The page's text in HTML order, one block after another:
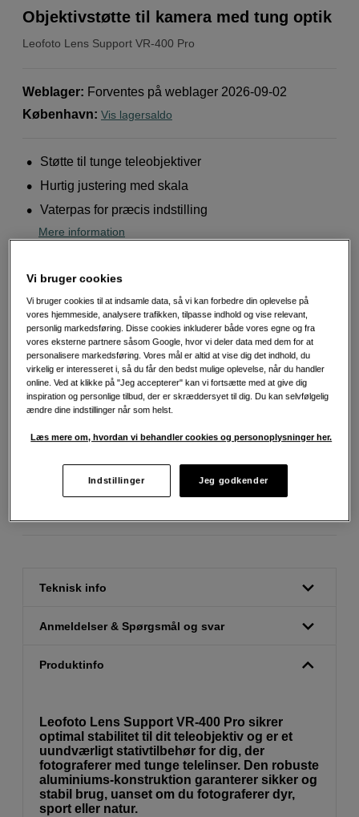
Leofoto Lens Support VR-400 Pro
Objektivstøtte til kamera med tung optik
Weblager: Forventes på weblager 2026-09-02
København: Vis lagersaldo
Støtte til tunge teleobjektiver
Hurtig justering med skala
Vaterpas for præcis indstilling
Mere information
990 DKK
Antal
Læg i indkøbskurv
Fri fragt ved køb over 500 kr.
30 dages returret
Personlig service og ekspertrådgivning
Teknisk info
Anmeldelser & Spørgsmål og svar
Produktinfo
Leofoto Lens Support VR-400 Pro sikrer
optimal stabilitet til dit teleobjektiv og er et
uundværligt stativtilbehør for dig, der
fotograferer med tunge telelinser. Den robuste
aluminiums-konstruktion garanterer sikker og
stabil brug, uanset om du fotograferer dyr,
sport eller natur.
Vi bruger cookies
Vi bruger cookies til at indsamle data, så vi kan forbedre din oplevelse på
vores hjemmeside, analysere trafikken, tilpasse indhold og vise relevant,
personlig markedsføring. Disse cookies inkluderer både vores egne og fra
vores eksterne partnere såsom Google, hvor vi deler data med dem for at
personalisere markedsføring. Vores mål er altid at vise dig det indhold, du
virkelig er interesseret i, så du får den bedst mulige oplevelse, når du handler
online. Ved at klikke på "Jeg accepterer" kan vi fortsætte med at give dig
inspiration og personlige tilbud, der er skræddersyet til dig. Du kan selvfølgelig
ændre dine indstillinger når som helst.
Læs mere om, hvordan vi behandler cookies og personoplysninger her.
Indstillinger Jeg godkender